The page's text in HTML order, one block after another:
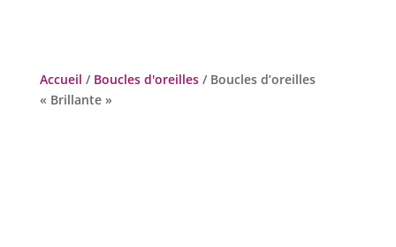
Accueil / Boucles d'oreilles/ Boucles d’oreilles
« Brillante »